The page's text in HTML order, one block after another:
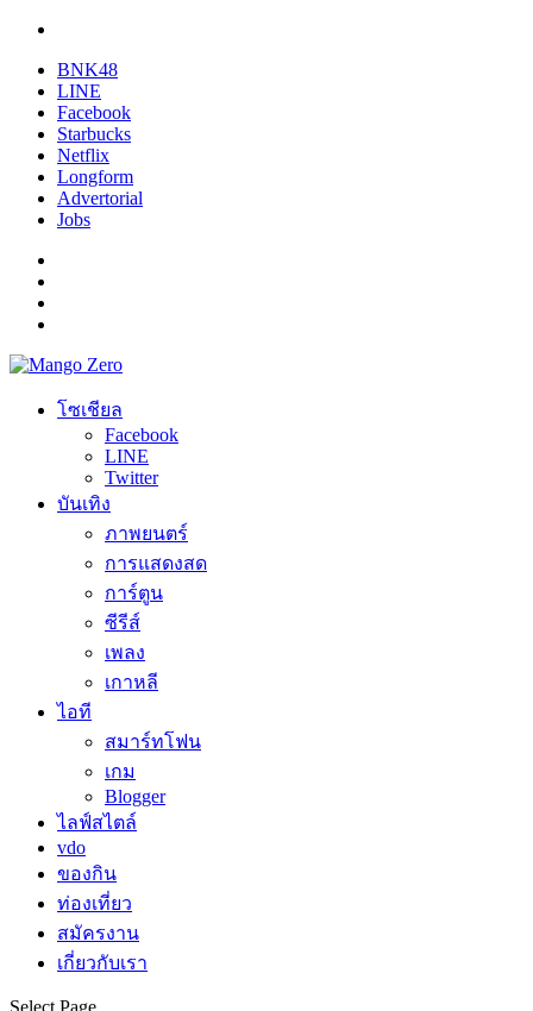
BNK48
LINE
Facebook
Starbucks
Netflix
Longform
Advertorial
Jobs
โซเชียล
Facebook
LINE
Twitter
บันเทิง
ภาพยนตร์
การแสดงสด
การ์ตูน
ซีรีส์
เพลง
เกาหลี
ไอที
สมาร์ทโฟน
เกม
Blogger
ไลฟ์สไตล์
vdo
ของกิน
ท่องเที่ยว
สมัครงาน
เกี่ยวกับเรา
Select Page